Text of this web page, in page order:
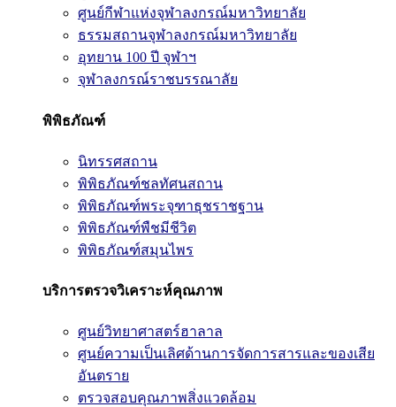
ศูนย์กีฬาแห่งจุฬาลงกรณ์มหาวิทยาลัย
ธรรมสถานจุฬาลงกรณ์มหาวิทยาลัย
อุทยาน 100 ปี จุฬาฯ
จุฬาลงกรณ์ราชบรรณาลัย
พิพิธภัณฑ์
นิทรรศสถาน
พิพิธภัณฑ์ชลทัศนสถาน
พิพิธภัณฑ์พระจุฑาธุชราชฐาน
พิพิธภัณฑ์พืชมีชีวิต
พิพิธภัณฑ์สมุนไพร
บริการตรวจวิเคราะห์คุณภาพ
ศูนย์วิทยาศาสตร์ฮาลาล
ศูนย์ความเป็นเลิศด้านการจัดการสารและของเสีย
อันตราย
ตรวจสอบคุณภาพสิ่งแวดล้อม